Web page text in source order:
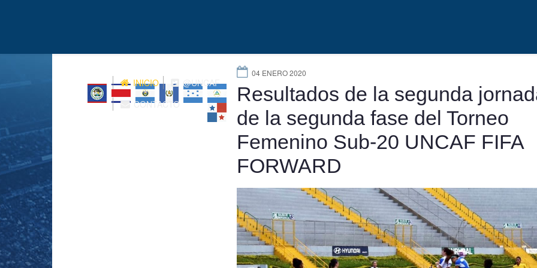
INICIO
@UNCAF
CONTACTO
04 ENERO 2020
Resultados de la segunda
de la segunda fase del Torneo
Femenino Sub-20 UNCAF FIFA
FORWARD